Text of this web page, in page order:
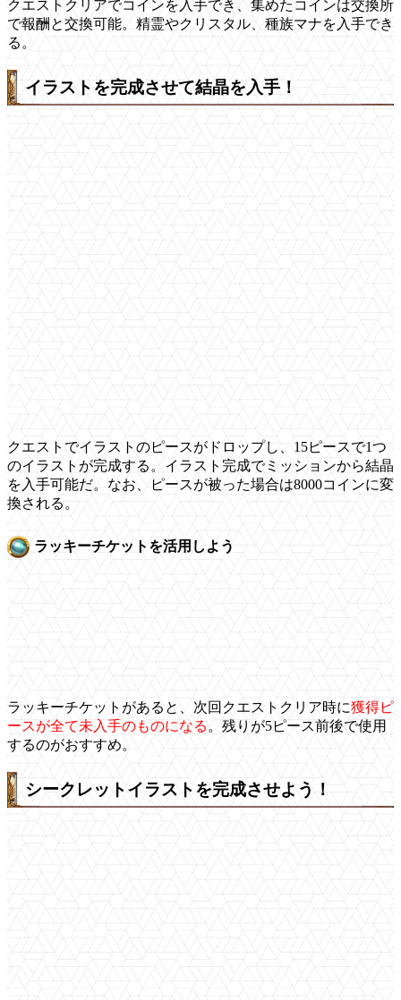
クエストクリアでコインを入手でき、集めたコインは交換所
で報酬と交換可能。精霊やクリスタル、種族マナを入手でき
る。
イラストを完成させて結晶を入手！
クエストでイラストのピースがドロップし、15ピースで1つ
のイラストが完成する。イラスト完成でミッションから結晶
を入手可能だ。なお、ピースが被った場合は8000コインに変
換される。
ラッキーチケットを活用しよう
ラッキーチケットがあると、次回クエストクリア時に獲得ピ
ースが全て未入手のものになる 。残りが5ピース前後で使用
するのがおすすめ。
シークレットイラストを完成させよう！